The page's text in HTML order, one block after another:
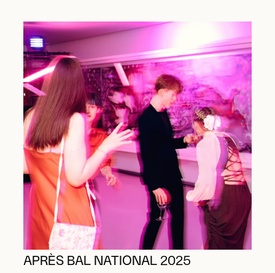
APRÈS BAL NATIONAL 2025